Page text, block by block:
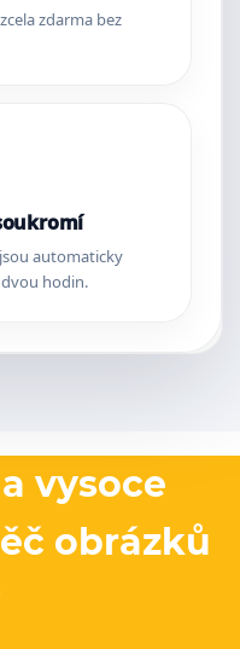
zdarma bez
automaticky
hodin.
vysoce
obrázků